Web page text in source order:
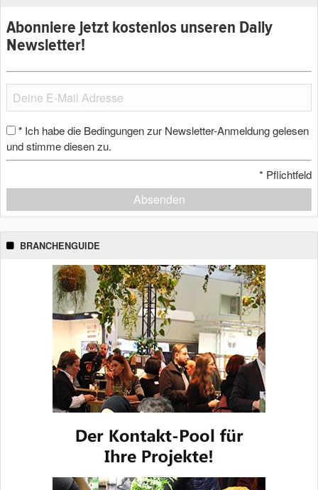
Abonniere jetzt kostenlos unseren Daily
Newsletter!
* Ich habe die Bedingungen zur Newsletter-Anmeldung gelesen
und stimme diesen zu.
* Pflichtfeld
Absenden
BRANCHENGUIDE